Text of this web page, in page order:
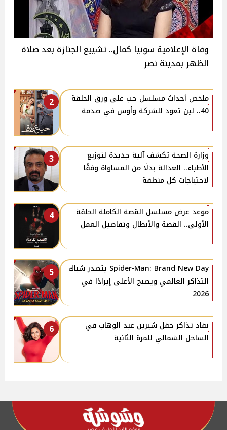
وفاة الإعلامية سونيا كمال.. تشييع الجنازة بعد صلاة
الظهر بمدينة نصر
2
ملخص أحداث مسلسل حب على ورق الحلقة
40.. لين تعود للشركة وأوس في صدمة
3
وزارة الصحة تكشف آلية جديدة لتوزيع
الأطباء.. العدالة بدلًا من المساواة وفقًا
لاحتياجات كل منطقة
4
موعد عرض مسلسل القصة الكاملة الحلقة
الأولى.. القصة والأبطال وتفاصيل العمل
5
Spider-Man: Brand New Day يتصدر شباك
التذاكر العالمي ويصبح الأعلى إيرادًا في
2026
6
نفاد تذاكر حفل شيرين عبد الوهاب في
الساحل الشمالي للمرة الثانية